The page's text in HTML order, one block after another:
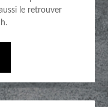
le retrouver